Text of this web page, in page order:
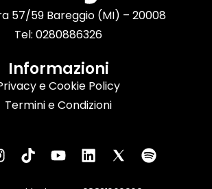
57/59 Bareggio (MI) – 20008
Tel: 0280886326
Informazioni
e Cookie Policy
Termini e Condizioni